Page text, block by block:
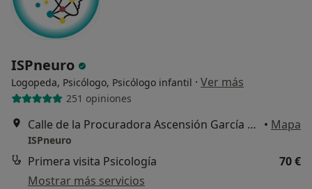
ISPneuro
Logopeda, Psicólogo, Psicólogo infantil · Ver más
251 opiniones
Calle de la Procuradora Ascensión García Ortíz , Edificio Cartuja Center, 2ª Planta, Tomares • Mapa
ISPneuro
Primera visita Psicología
70 €
Mostrar más servicios